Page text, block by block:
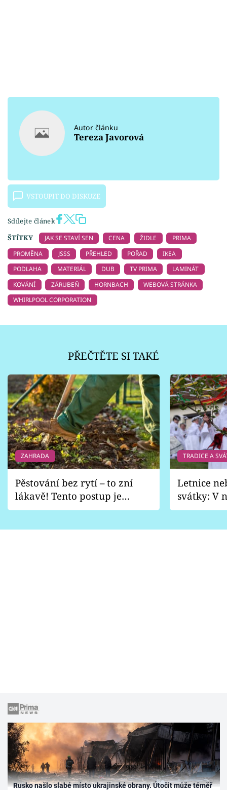
Autor článku
Tereza Javorová
VSTOUPIT DO DISKUZE
Sdílejte článek
ŠTÍTKY
JAK SE STAVÍ SEN CENA ŽIDLE
PRIMA
PROMĚNA
JSSS PŘEHLED POŘAD
IKEA
PODLAHA
MATERIÁL DUB TV PRIMA
LAMINÁT
KOVÁNÍ
ZÁRUBEŇ HORNBACH
WEBOVÁ STRÁNKA
WHIRLPOOL CORPORATION
PŘEČTĚTE SI TAKÉ
ZAHRADA
Pěstování bez rytí – to zní
lákavě! Tento postup je
vhodný jen pro některé
TRADICE A
Letnice
svátky: V
pondělí
Rusko našlo slabé místo ukrajinské obrany. Útočit může téměř